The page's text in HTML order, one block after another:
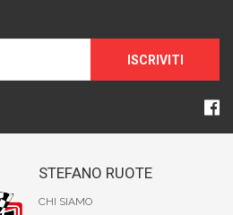
ISCRIVITI
STEFANO RUOTE
CHI SIAMO